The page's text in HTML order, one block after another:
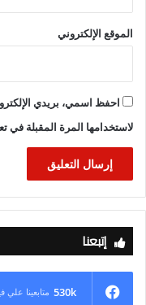
الموقع الإلكتروني
احفظ اسمي، بريدي
لاستخدامها المرة المقبلة في
إتبعنا
530k متابعينا